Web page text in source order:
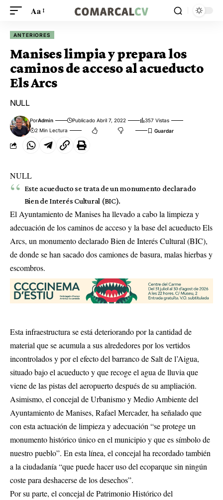
Aa
ANTERIORES
Manises limpia y prepara los
caminos de acceso al acueducto
Els Arcs
NULL
PorAdmin Publicado Abril 7, 2022
357 Vistas
2 Min Lectura
NULL
Este acueducto se trata de un monumento declarado
Bien de Interés Cultural (BIC).
El Ayuntamiento de Manises ha llevado a cabo la limpieza y
adecuación de los caminos de acceso y la base del acueducto Els
Arcs, un monumento declarado Bien de Interés Cultural (BIC),
de donde se han sacado dos camiones de basura, malas hierbas y
escombros.
Esta infraestructura se está deteriorando por la cantidad de
material que se acumula a sus alrededores por los vertidos
incontrolados y por el efecto del barranco de Salt de l’Aigua,
situado bajo el acueducto y que recoge el agua de lluvia que
viene de las pistas del aeropuerto después de su ampliación.
Asimismo, el concejal de Urbanismo y Medio Ambiente del
Ayuntamiento de Manises, Rafael Mercader, ha señalado que
con esta actuación de limpieza y adecuación “se protege un
monumento histórico único en el municipio y que es símbolo de
nuestro pueblo”. En esta línea, el concejal ha recordado también
a la ciudadanía “que puede hacer uso del ecoparque sin ningún
coste para deshacerse de los desechos”.
Por su parte, el concejal de Patrimonio Histórico del